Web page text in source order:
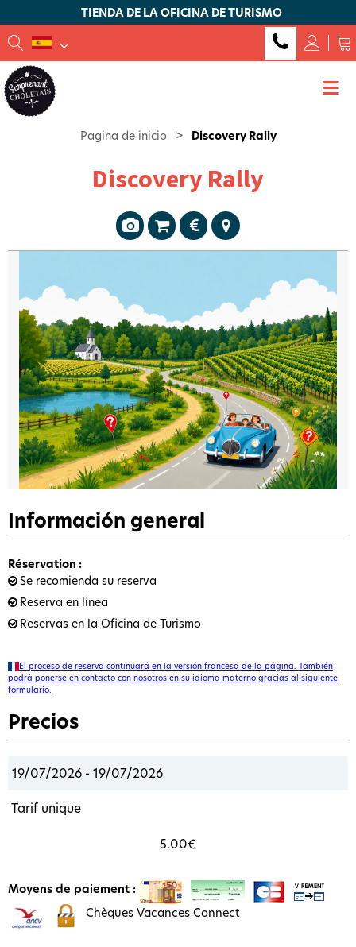
TIENDA DE LA OFICINA DE TURISMO
Pagina de inicio > Discovery Rally
Discovery Rally
Información general
Réservation :
Se recomienda su reserva
Reserva en línea
Reservas en la Oficina de Turismo
El proceso de reserva continuará en la versión francesa de la página. También
podrá ponerse en contacto con nosotros en su idioma materno gracias al siguiente
formulario.
Precios
19/07/2026 - 19/07/2026
Tarif unique
5.00€
Moyens de paiement :
Chèques Vacances Connect